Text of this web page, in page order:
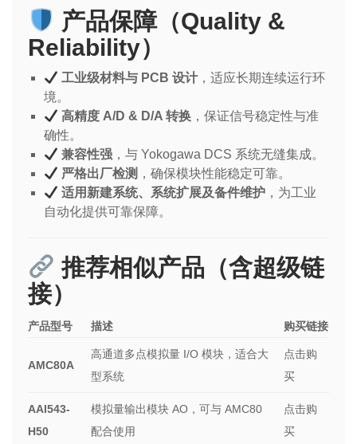
产品保障（Quality &
Reliability）
工业级材料与 PCB 设计 ，适应长期连续运行环
境。
高精度 A/D & D/A 转换 ，保证信号稳定性与准
确性。
兼容性强 ，与 Yokogawa DCS 系统无缝集成。
严格出厂检测 ，确保模块性能稳定可靠。
适用新建系统、系统扩展及备件维护 ，为工业
自动化提供可靠保障。
推荐相似产品（含超级链
接）
产品型号 描述 购买链接
AMC80A
高通道多点模拟量 I/O 模块，适合大
型系统
点击购
买
AAI543-
H50
模拟量输出模块 AO，可与 AMC80
配合使用
点击购
买